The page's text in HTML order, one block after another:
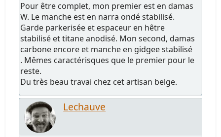
Pour être complet, mon premier est en damas
W. Le manche est en narra ondé stabilisé.
Garde parkerisée et espaceur en hêtre
stabilisé et titane anodisé. Mon second, damas
carbone encore et manche en gidgee stabilisé
. Mêmes caractérisques que le premier pour le
reste.
Du très beau travai chez cet artisan belge.
Lechauve